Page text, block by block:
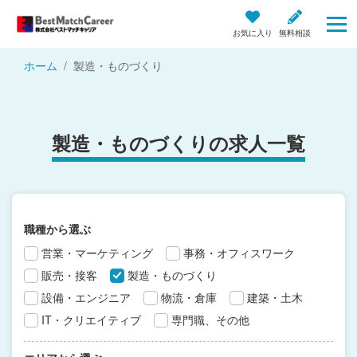
お気に入り 無料相談
ホーム 製造・ものづくり
製造・ものづくりの求人一覧
職種から選ぶ
営業・マーケティング
事務・オフィスワーク
販売・接客
製造・ものづくり
設備・エンジニア
物流・倉庫
建築・土木
IT・クリエイティブ
専門職、その他